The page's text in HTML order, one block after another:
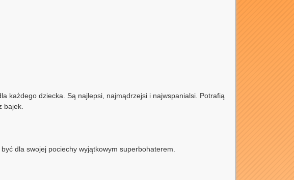
każdego dziecka. Są najlepsi, najmądrzejsi i najwspanialsi. Potrafią
bajek.
dla swojej pociechy wyjątkowym superbohaterem.